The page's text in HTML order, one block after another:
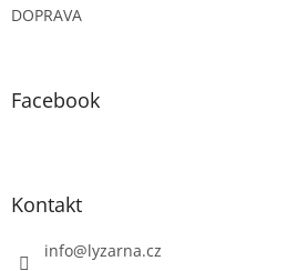
DOPRAVA
Facebook
Kontakt
info@lyzarna.cz